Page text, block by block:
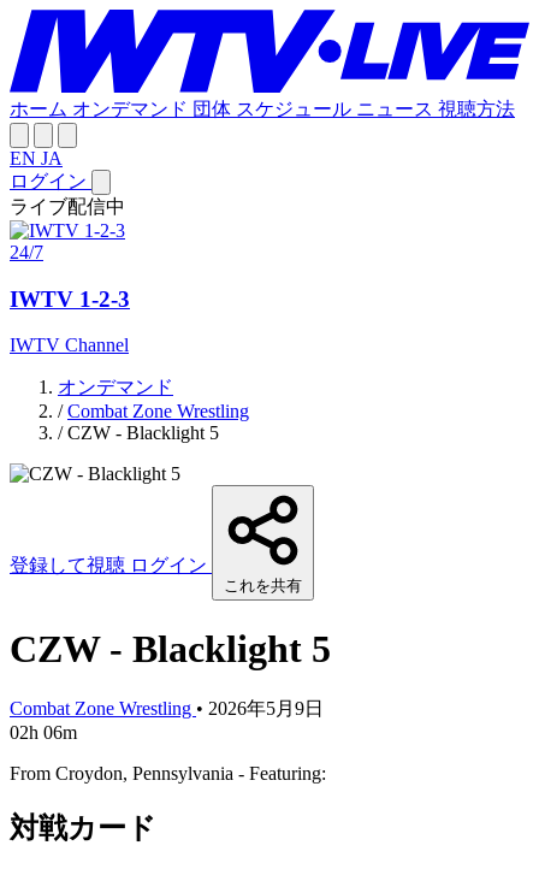
ホーム オンデマンド 団体 スケジュール ニュース 視聴方法
EN JA
ログイン
ライブ配信中
24/7
IWTV 1-2-3
IWTV Channel
オンデマンド
/ Combat Zone Wrestling
/ CZW - Blacklight 5
登録して視聴 ログイン
これを共有
CZW - Blacklight 5
Combat Zone Wrestling • 2026年5月9日
02h 06m
From Croydon, Pennsylvania - Featuring:
対戦カード